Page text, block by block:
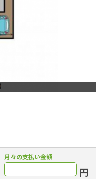
月々の支払い金額
円